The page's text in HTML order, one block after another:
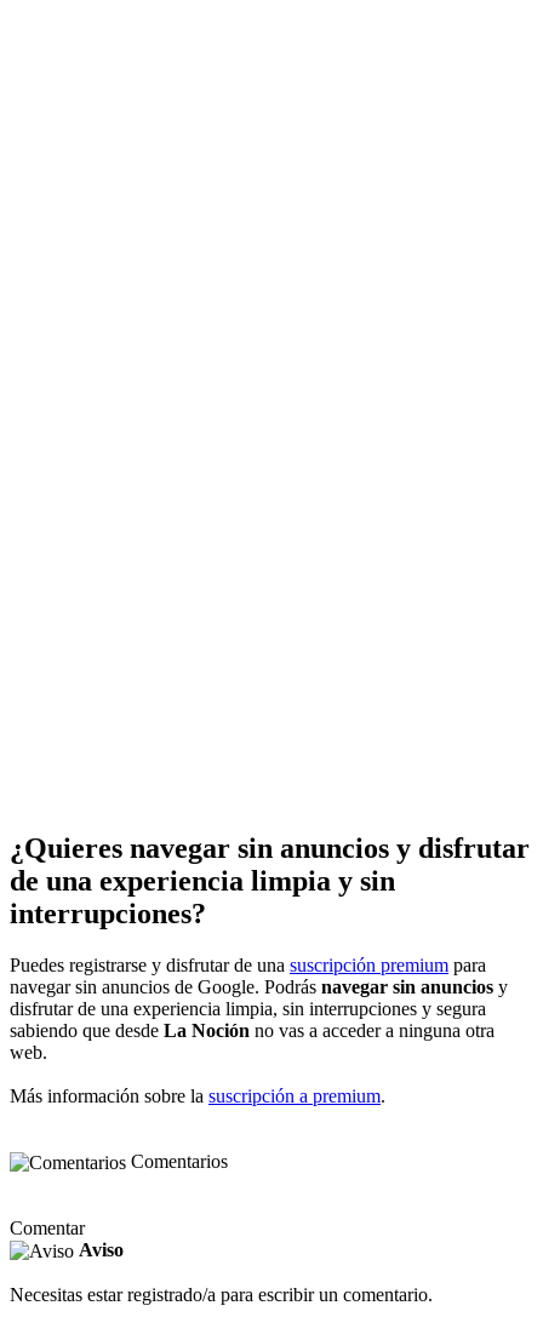
¿Quieres navegar sin anuncios y disfrutar
de una experiencia limpia y sin
interrupciones?
Puedes registrarse y disfrutar de una suscripción premium para
navegar sin anuncios de Google. Podrás navegar sin anuncios y
disfrutar de una experiencia limpia, sin interrupciones y segura
sabiendo que desde La Noción no vas a acceder a ninguna otra
web.
Más información sobre la suscripción a premium.
Comentarios
Comentar
Aviso
Necesitas estar registrado/a para escribir un comentario.